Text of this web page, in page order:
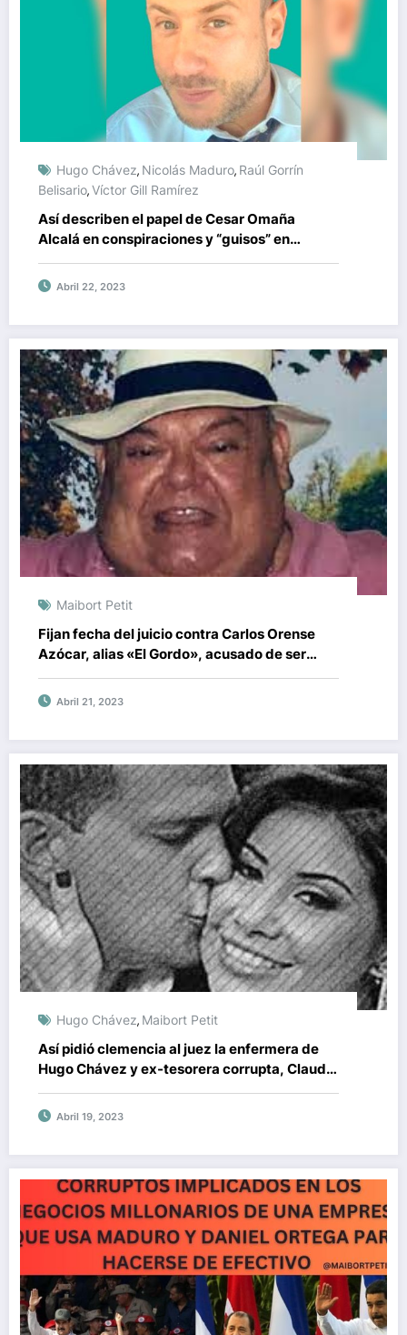
Hugo Chávez, Nicolás Maduro, Raúl Gorrín
Belisario,Víctor Gill Ramírez
Así describen el papel de Cesar Omaña
Alcalá en conspiraciones y “guisos” en
Venezuela
Abril 22, 2023
Maibort Petit
Fijan fecha del juicio contra Carlos Orense
Azócar, alias «El Gordo», acusado de ser
parte del Cártel de los Soles
Abril 21, 2023
Hugo Chávez, Maibort Petit
Así pidió clemencia al juez la enfermera de
Hugo Chávez y ex-tesorera corrupta, Claudia
Díaz Guillén
Abril 19, 2023